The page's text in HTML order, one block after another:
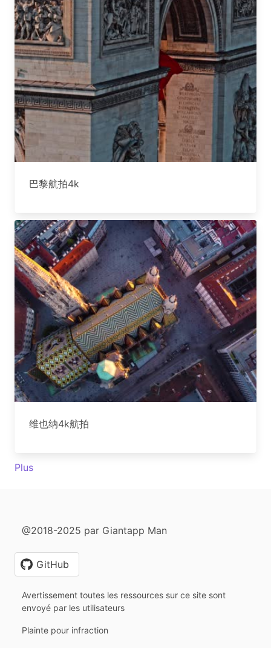
巴黎航拍4k
维也纳4k航拍
Plus
@2018-2025 par Giantapp Man
GitHub
Avertissement toutes les ressources sur ce site sont
envoyé par les utilisateurs
Plainte pour infraction